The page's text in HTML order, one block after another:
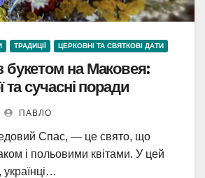
ТРАДИЦІЇ ЦЕРКОВНІ ТА СВЯТКОВІ ДАТИ
на Маковея:
та сучасні поради
ПАВЛО
Спас, — це свято, що
і польовими квітами. У цей